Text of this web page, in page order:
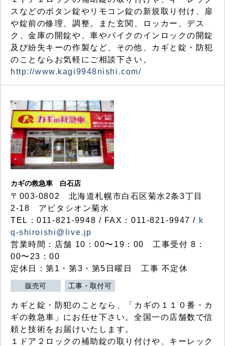
スなどのボタン錠やリモコン錠の新規取り付け、扉
や錠前の修理、調整。また玄関、ロッカー、デス
ク、金庫の開錠や、車やバイクのインロックの開錠
及び紛失キーの作製など、その他、カギと錠・防犯
のことならお気軽にご相談下さい。
http://www.kagi9948nishi.com/
カギの救急車 白石店
〒003-0802 北海道札幌市白石区菊水2条3丁目
2-18 アビタシオン菊水
TEL：011-821-9948 / FAX：011-821-9947 / k
q-shiroishi@live.jp
営業時間：店舗 10：00〜19：00 工事受付 8：
00〜23：00
定休日：第1・第3・第5日曜日 工事 不定休
販売可 工事・取付可
カギと錠・防犯のことなら、「カギの１１０番・カ
ギの救急車」にお任せ下さい。全国一の店舗数で信
頼と技術をお届けいたします。
１ドア２ロックの補助錠の取り付けや、キーレック